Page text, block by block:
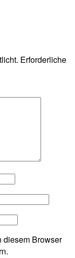
Erforderliche
diesem Browser